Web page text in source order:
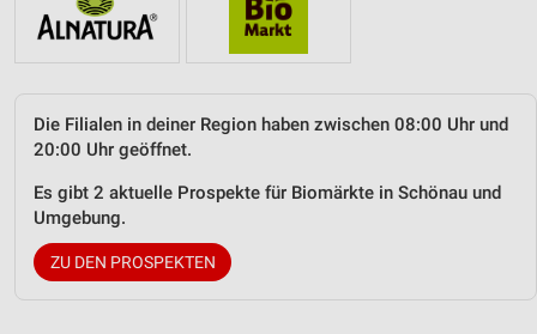
Die Filialen in deiner Region haben zwischen 08:00 Uhr und
20:00 Uhr geöffnet.
Es gibt 2 aktuelle Prospekte für Biomärkte in Schönau und
Umgebung.
ZU DEN PROSPEKTEN